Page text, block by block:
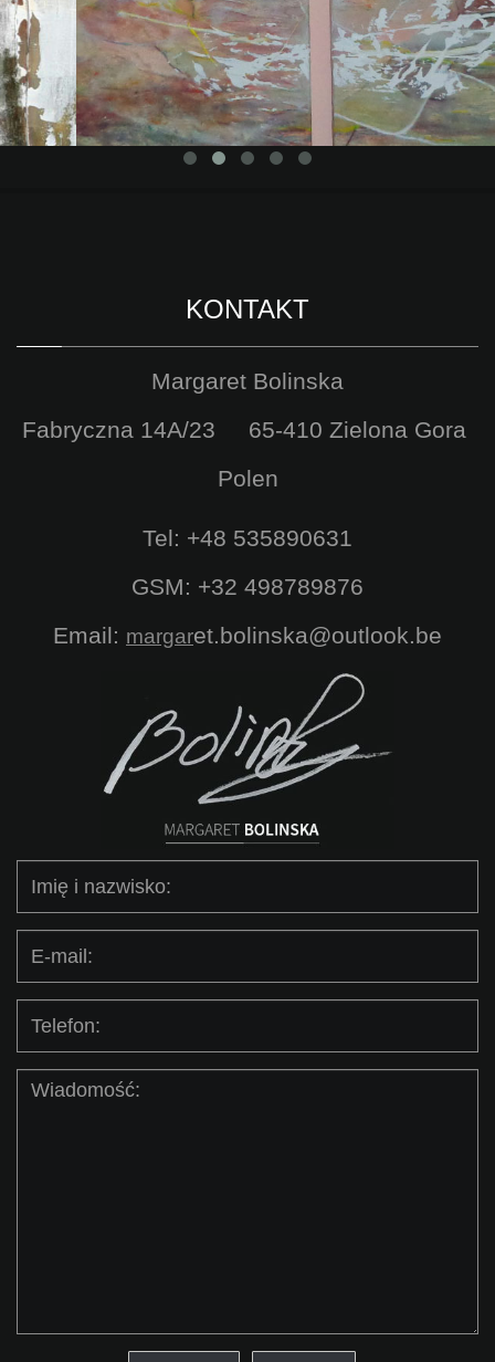
KONTAKT
Margaret Bolinska
Fabryczna 14A/23 65-410 Zielona Gora
Polen
Tel: +48 535890631
GSM: +32 498789876
Email: margaret.bolinska@outlook.be